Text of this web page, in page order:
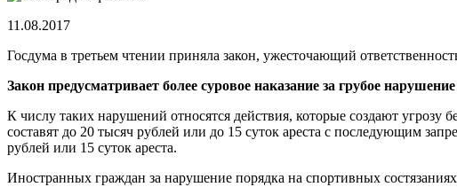
11.08.2017
Госдума в третьем чтении приняла закон, ужесточающий
Закон предусматривает более суровое наказание за грубое
К числу таких нарушений относятся действия, которые создают
составят до 20 тысяч рублей или до 15 суток ареста с последующим
рублей или 15 суток ареста.
Иностранных граждан за нарушение порядка на спортивных